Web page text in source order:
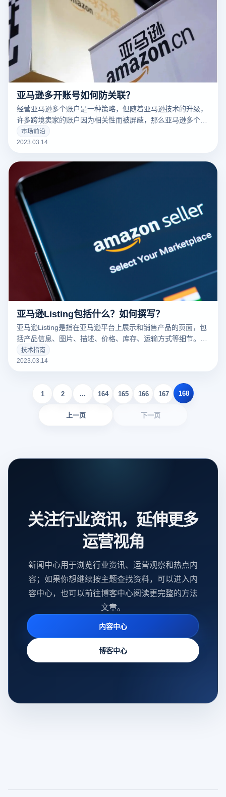
亚马逊多开账号如何防关联？
经营亚马逊多个账户是一种策略，但随着亚马逊技术的升级，
许多跨境卖家的账户因为相关性而被屏蔽，那么亚马逊多个账
户和多个商店的卖家如何防止相关性呢？有什么好的防关联方
法？
市场前沿
2023.03.14
亚马逊Listing包括什么？如何撰写？
亚马逊Listing是指在亚马逊平台上展示和销售产品的页面，包
括产品信息、图片、描述、价格、库存、运输方式等细节。一
个好的亚马逊Listing可以吸引更多的潜在买家，增加销量。以
下云登录指纹浏览器关于亚马逊Listing包括什么？如何撰写？
技术指南
2023.03.14
上一页
1 2 ... 164 165 166 167 168
下一页
关注行业资讯，延伸更多
运营视角
新闻中心用于浏览行业资讯、运营观察和热点内
容；如果你想继续按主题查找资料，可以进入内
容中心，也可以前往博客中心阅读更完整的方法
文章。
内容中心
博客中心